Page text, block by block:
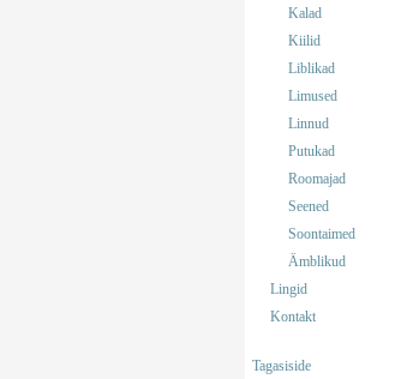
Kalad
Kiilid
Liblikad
Limused
Linnud
Putukad
Roomajad
Seened
Soontaimed
Ämblikud
Lingid
Kontakt
Tagasiside